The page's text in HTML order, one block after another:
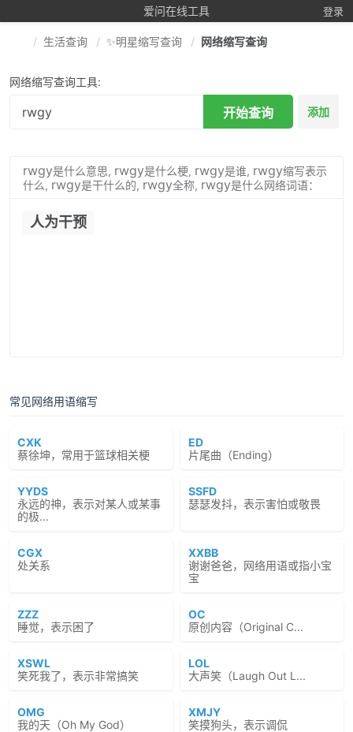
爱问在线工具 登录
生活查询 ✨明星缩写查询 网络缩写查询
网络缩写查询工具:
开始查询 添加
rwgy是什么意思, rwgy是什么梗, rwgy是谁, rwgy缩写表示
什么, rwgy是干什么的, rwgy全称, rwgy是什么网络词语：
人为干预
常见网络用语缩写
CXK
蔡徐坤，常用于篮球相关梗
ED
片尾曲（Ending）
YYDS
永远的神，表示对某人或某事
的极...
SSFD
瑟瑟发抖，表示害怕或敬畏
CGX
处关系
XXBB
谢谢爸爸，网络用语或指小宝
宝
ZZZ
睡觉，表示困了
OC
原创内容（Original C...
XSWL
笑死我了，表示非常搞笑
LOL
大声笑（Laugh Out L...
OMG
我的天（Oh My God）
XMJY
笑摸狗头，表示调侃